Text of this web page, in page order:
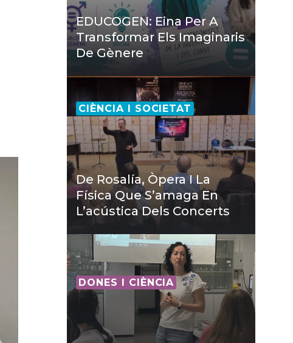
EDUCOGEN: Eina Per A
Transformar Els Imaginaris
De Gènere
CIÈNCIA I SOCIETAT
De Rosalía, Òpera I La
Física Que S’amaga En
L’acústica Dels Concerts
DONES I CIÈNCIA